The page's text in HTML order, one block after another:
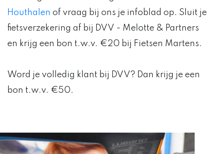
Houthalen of vraag bij ons je infoblad op. Sluit je
fietsverzekering af bij DVV - Melotte & Partners
en krijg een bon t.w.v. €20 bij Fietsen Martens.
Word je volledig klant bij DVV? Dan krijg je een
bon t.w.v. €50.